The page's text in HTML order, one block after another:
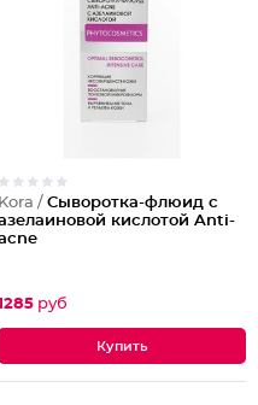
Kora / Сыворотка-флюид с
кислотой Anti-
руб